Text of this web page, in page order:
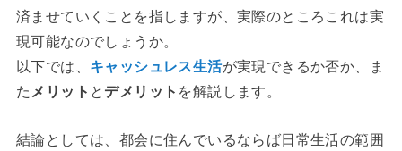
済ませていくことを指しますが、実際のところこれは実
現可能なのでしょうか。
以下では、 キャッシュレス生活が実現できるか否か、ま
たメリット と デメリット を解説します。
結論としては、都会に住んでいるならば日常生活の範囲